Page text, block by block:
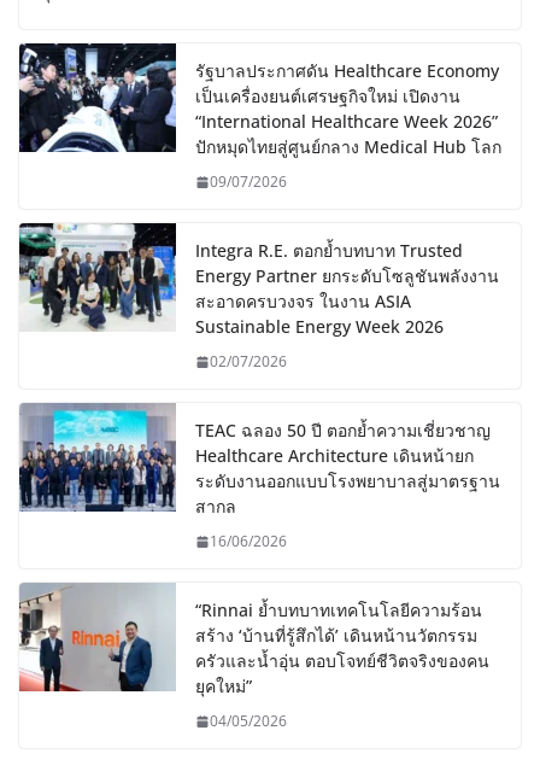
รัฐบาลประกาศดัน Healthcare Economy
เป็นเครื่องยนต์เศรษฐกิจใหม่ เปิดงาน
“International Healthcare Week 2026”
ปักหมุดไทยสู่ศูนย์กลาง Medical Hub โลก
09/07/2026
Integra R.E. ตอกย้ำบทบาท Trusted
Energy Partner ยกระดับโซลูชันพลังงาน
สะอาดครบวงจร ในงาน ASIA
Sustainable Energy Week 2026
02/07/2026
TEAC ฉลอง 50 ปี ตอกย้ำความเชี่ยวชาญ
Healthcare Architecture เดินหน้ายก
ระดับงานออกแบบโรงพยาบาลสู่มาตรฐาน
สากล
16/06/2026
“Rinnai ย้ำบทบาทเทคโนโลยีความร้อน
สร้าง ‘บ้านที่รู้สึกได้’ เดินหน้านวัตกรรม
ครัวและน้ำอุ่น ตอบโจทย์ชีวิตจริงของคน
ยุคใหม่”
04/05/2026